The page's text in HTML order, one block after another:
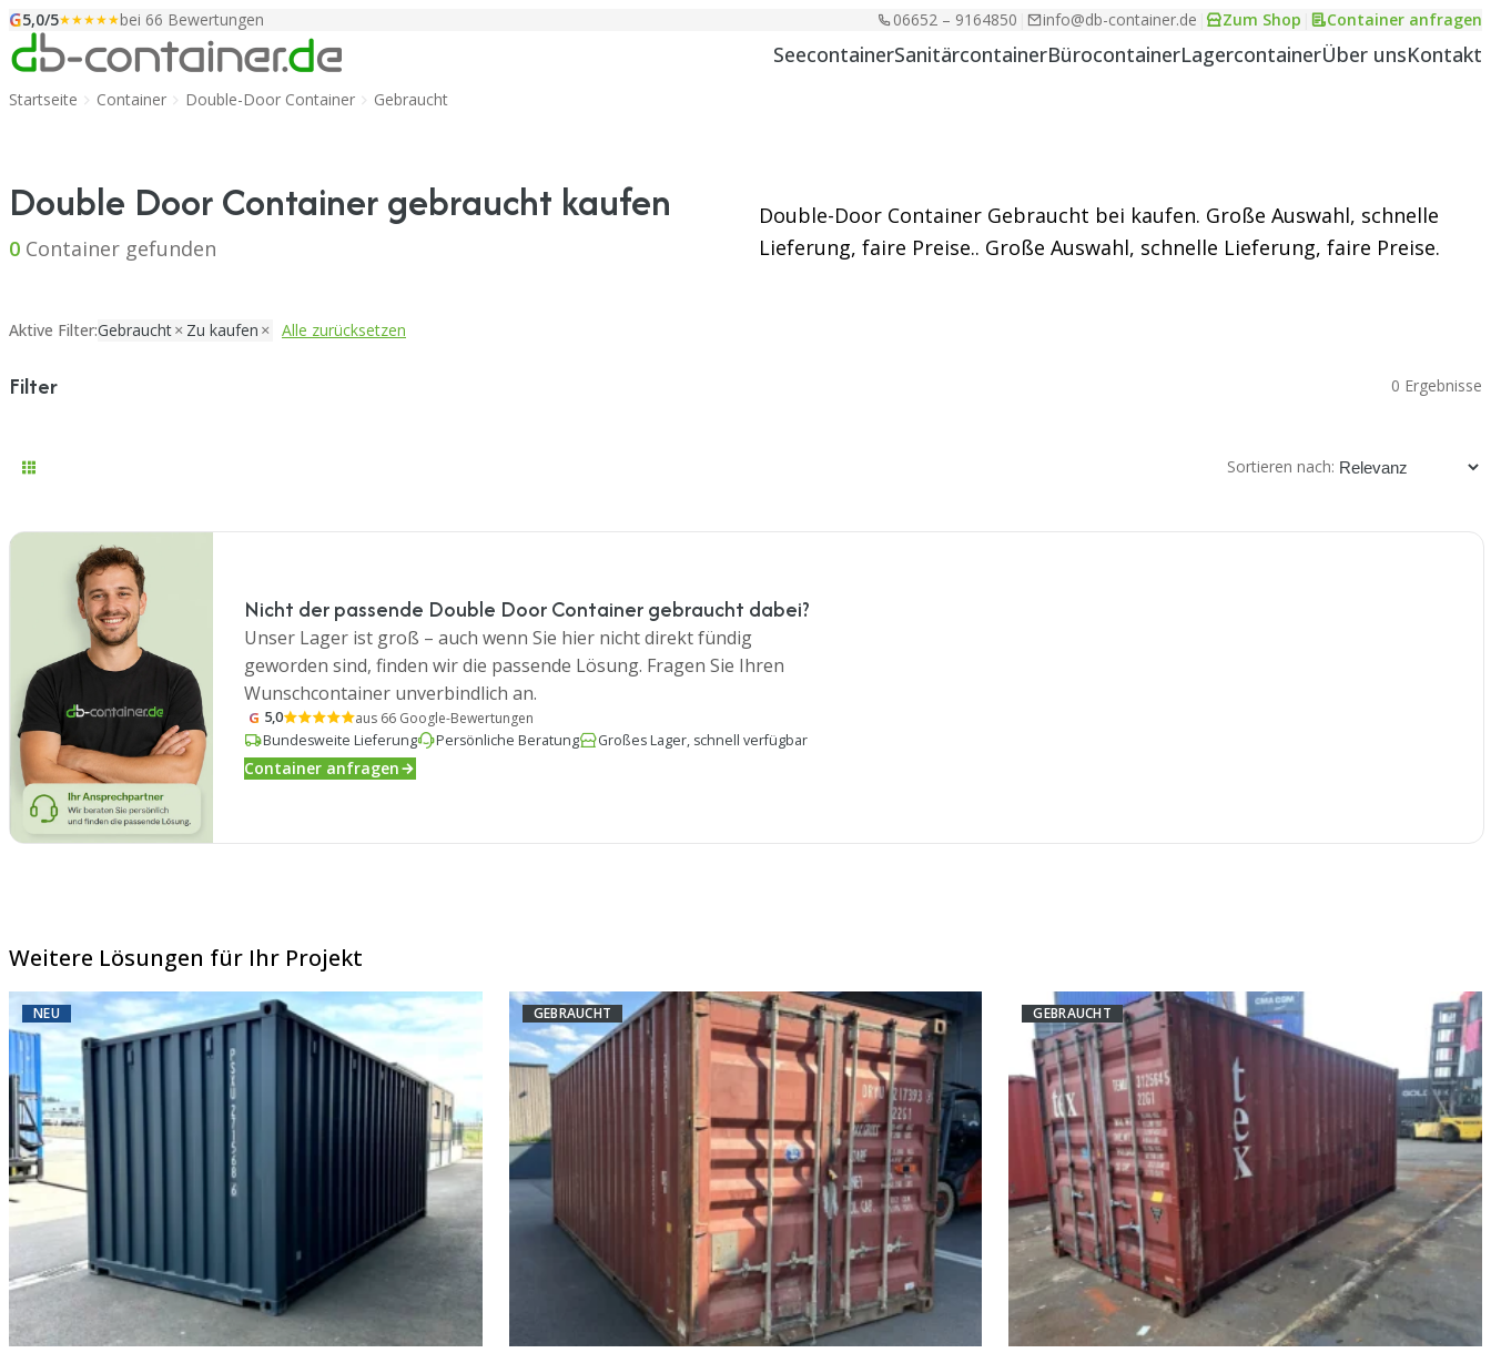
Zum Inhalt springen
G5,0/5★★★★★bei 66 Bewertungen 06652 – 9164850 info@db-container.de Zum Shop Container anfragen
SeecontainerSanitärcontainerBürocontainerLagercontainerÜber unsKontakt
Startseite Container Double-Door Container Gebraucht
Double Door Container gebraucht kaufen
0 Container gefunden
Double-Door Container Gebraucht bei kaufen. Große Auswahl, schnelle
Lieferung, faire Preise.. Große Auswahl, schnelle Lieferung, faire Preise.
Aktive Filter:Gebraucht Zu kaufen Alle zurücksetzen
Filter 0 Ergebnisse
Sortieren nach:
Nicht der passende Double Door Container gebraucht dabei?
Unser Lager ist groß – auch wenn Sie hier nicht direkt fündig
geworden sind, finden wir die passende Lösung. Fragen Sie Ihren
Wunschcontainer unverbindlich an.
G 5,0
aus 66 Google-Bewertungen
Bundesweite Lieferung
Persönliche Beratung Großes Lager, schnell verfügbar
Container anfragen
Weitere Lösungen für Ihr Projekt
NEU GEBRAUCHT GEBRAUCHT